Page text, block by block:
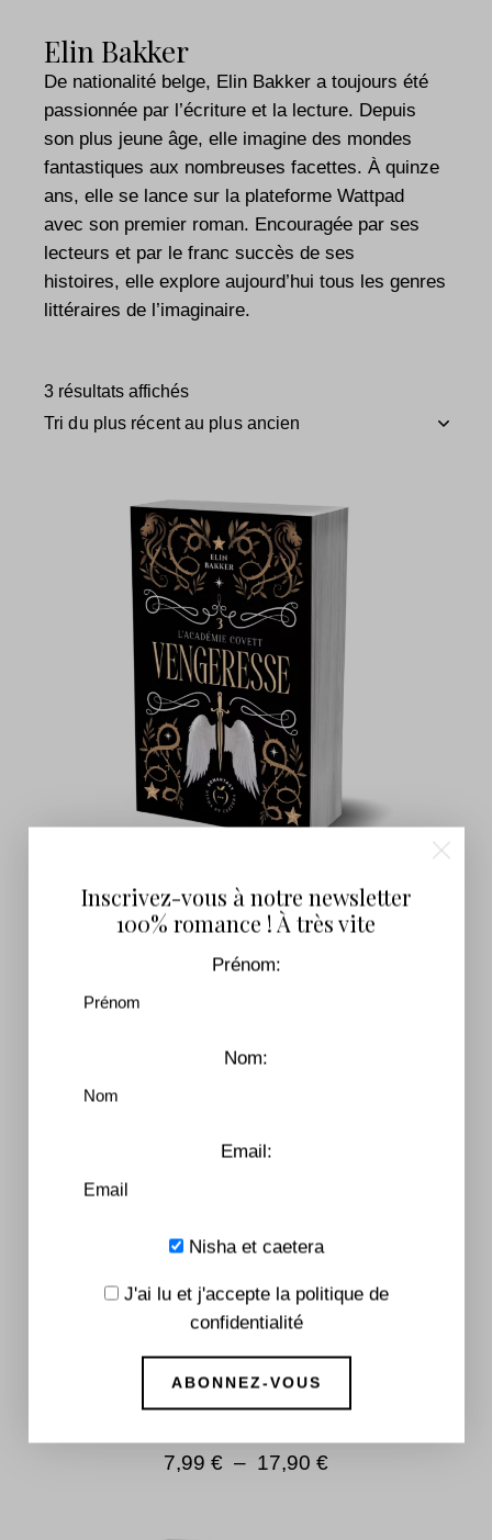
Elin Bakker
De nationalité belge, Elin Bakker a toujours été
passionnée par l’écriture et la lecture. Depuis
son plus jeune âge, elle imagine des mondes
fantastiques aux nombreuses facettes. À quinze
ans, elle se lance sur la plateforme Wattpad
avec son premier roman. Encouragée par ses
lecteurs et par le franc succès de ses
histoires, elle explore aujourd’hui tous les genres
littéraires de l’imaginaire.
3 résultats affichés
L’Académie Covett – Tome 3
7,99 € – 17,90 €
Inscrivez-vous à notre newsletter
100% romance ! À très vite
Prénom:
Nom:
Email:
Nisha et caetera
J'ai lu et j'accepte la politique de
confidentialité